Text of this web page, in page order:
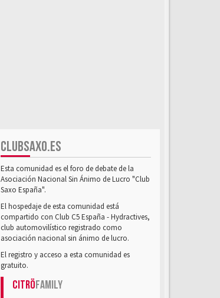
CLUBSAXO.ES
Esta comunidad es el foro de debate de la
Asociación Nacional Sin Ánimo de Lucro "Club
Saxo España".
El hospedaje de esta comunidad está
compartido con Club C5 España - Hydractives,
club automovilístico registrado como
asociación nacional sin ánimo de lucro.
El registro y acceso a esta comunidad es
gratuito.
CitröFamily